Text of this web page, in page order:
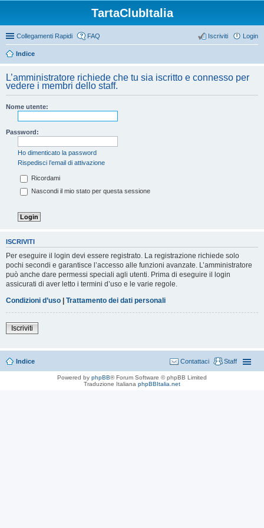
TartaClubItalia
Collegamenti Rapidi FAQ Login
Iscriviti
Indice
L’amministratore richiede che tu sia iscritto e connesso per
vedere i membri dello staff.
Nome utente:
Password:
Ho dimenticato la password
Rispedisci l’email di attivazione
Ricordami
Nascondi il mio stato per questa sessione
ISCRIVITI
Per eseguire il login devi essere registrato. La registrazione richiede solo
pochi secondi e garantisce l’accesso alle funzioni avanzate. L’amministratore
può anche dare permessi speciali agli utenti. Prima di eseguire il login
assicurati di aver letto i termini d’uso e le varie regole.
Condizioni d’uso | Trattamento dei dati personali
Iscriviti
Indice Staff
Contattaci
Powered by phpBB® Forum Software © phpBB Limited
Traduzione Italiana phpBBItalia.net